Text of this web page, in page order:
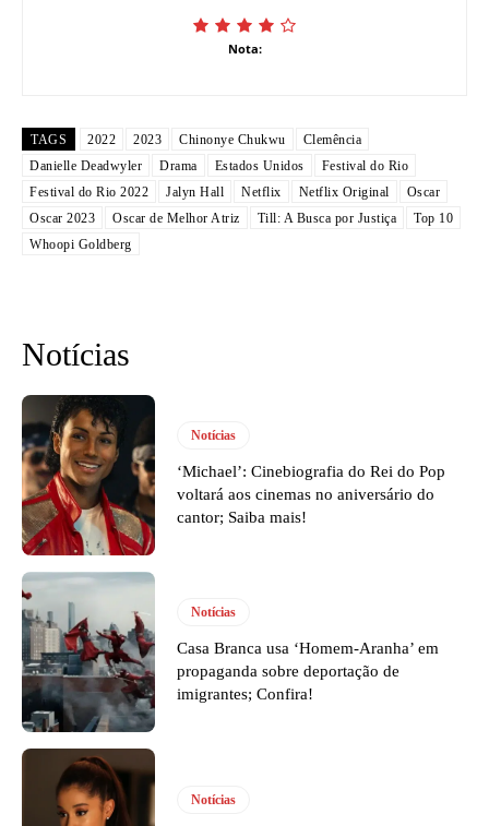
Nota:
TAGS 2022 2023 Chinonye Chukwu
Clemência
Danielle Deadwyler
Drama Estados Unidos
Festival do Rio
Festival do Rio 2022
Jalyn Hall Netflix Netflix Original
Oscar
Oscar 2023
Oscar de Melhor Atriz Till: A Busca por Justiça
Top 10
Whoopi Goldberg
Notícias
Notícias
‘Michael’: Cinebiografia do Rei do Pop
voltará aos cinemas no aniversário do
cantor; Saiba mais!
Notícias
Casa Branca usa ‘Homem-Aranha’ em
propaganda sobre deportação de
imigrantes; Confira!
Notícias